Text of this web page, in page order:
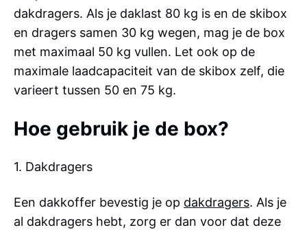
dakdragers. Als je daklast 80 kg is en de skibox
en dragers samen 30 kg wegen, mag je de box
met maximaal 50 kg vullen. Let ook op de
maximale laadcapaciteit van de skibox zelf, die
varieert tussen 50 en 75 kg.
Hoe gebruik je de box?
1. Dakdragers
Een dakkoffer bevestig je op dakdragers. Als je
al dakdragers hebt, zorg er dan voor dat deze